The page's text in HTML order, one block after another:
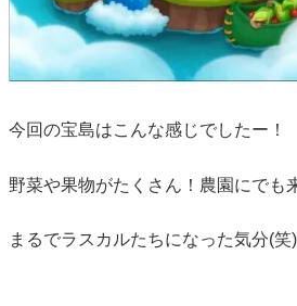
今回の宝島はこんな感じでしたー！
野菜や果物がたくさん！農園にでも
まるでラスカルたちになった気分(笑)